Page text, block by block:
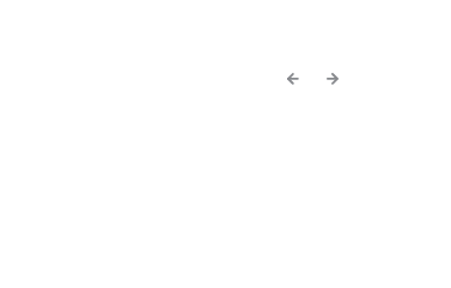
Previous
Next